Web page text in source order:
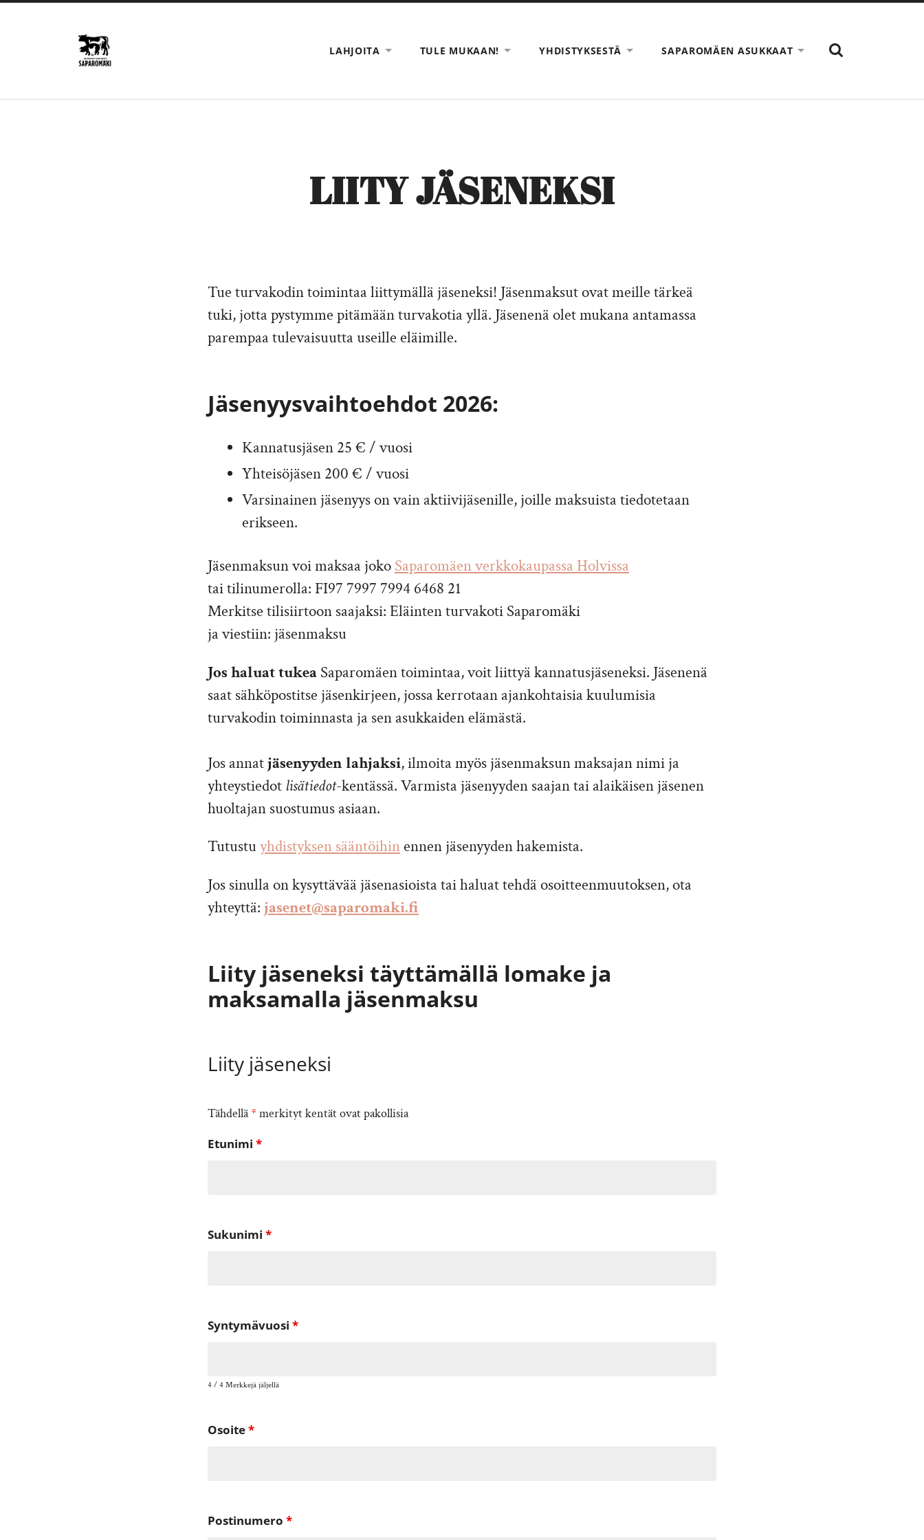
Saparomäki
LAHJOITA TULE MUKAAN! YHDISTYKSESTÄ SAPAROMÄEN ASUKKAAT
SHOW
THE
LIITY JÄSENEKSI
Tue turvakodin toimintaa liittymällä jäseneksi! Jäsenmaksut ovat meille tärkeä
tuki, jotta pystymme pitämään turvakotia yllä. Jäsenenä olet mukana antamassa
parempaa tulevaisuutta useille eläimille.
Jäsenyysvaihtoehdot 2026:
Kannatusjäsen 25 € / vuosi
Yhteisöjäsen 200 € / vuosi
Varsinainen jäsenyys on vain aktiivijäsenille, joille maksuista tiedotetaan
erikseen.
Jäsenmaksun voi maksaa joko Saparomäen verkkokaupassa Holvissa
tai tilinumerolla: FI97 7997 7994 6468 21
Merkitse tilisiirtoon saajaksi: Eläinten turvakoti Saparomäki
ja viestiin: jäsenmaksu
Jos haluat tukea Saparomäen toimintaa, voit liittyä kannatusjäseneksi. Jäsenenä
saat sähköpostitse jäsenkirjeen, jossa kerrotaan ajankohtaisia kuulumisia
turvakodin toiminnasta ja sen asukkaiden elämästä.
Jos annatjäsenyyden lahjaksi, ilmoita myös jäsenmaksun maksajan nimi ja
yhteystiedot lisätiedot-kentässä. Varmista jäsenyyden saajan tai alaikäisen jäsenen
huoltajan suostumus asiaan.
Tutustuyhdistyksen sääntöihinennen jäsenyyden hakemista.
Jos sinulla on kysyttävää jäsenasioista tai haluat tehdä osoitteenmuutoksen, ota
yhteyttä: jasenet@saparomaki.fi
Liity jäseneksi täyttämällä lomake ja
maksamalla jäsenmaksu
Liity jäseneksi
Tähdellä* merkityt kentät ovat pakollisia
Etunimi *
Sukunimi *
Syntymävuosi *
4 / 4 Merkkejä jäljellä
Osoite*
Postinumero *